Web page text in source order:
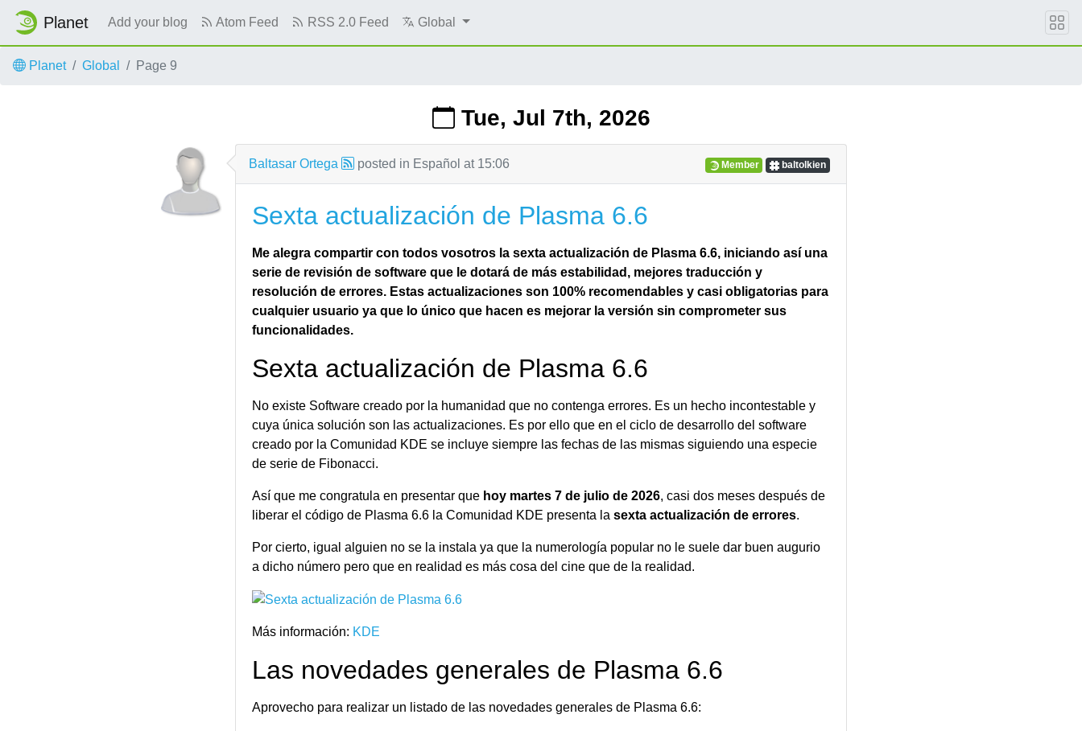
Planet Add your blog Atom Feed RSS 2.0 Feed Global
Planet Global Page 9
Tue, Jul 7th, 2026
Baltasar Ortega posted in Español at 15:06 Member baltolkien
Sexta actualización de Plasma 6.6
Me alegra compartir con todos vosotros la sexta actualización de Plasma 6.6, iniciando así una
serie de revisión de software que le dotará de más estabilidad, mejores traducción y
resolución de errores. Estas actualizaciones son 100% recomendables y casi obligatorias para
cualquier usuario ya que lo único que hacen es mejorar la versión sin comprometer sus
funcionalidades.
Sexta actualización de Plasma 6.6
No existe Software creado por la humanidad que no contenga errores. Es un hecho incontestable y
cuya única solución son las actualizaciones. Es por ello que en el ciclo de desarrollo del software
creado por la Comunidad KDE se incluye siempre las fechas de las mismas siguiendo una especie
de serie de Fibonacci.
Así que me congratula en presentar que hoy martes 7 de julio de 2026, casi dos meses después de
liberar el código de Plasma 6.6 la Comunidad KDE presenta la sexta actualización de errores.
Por cierto, igual alguien no se la instala ya que la numerología popular no le suele dar buen augurio
a dicho número pero que en realidad es más cosa del cine que de la realidad.
Más información: KDE
Las novedades generales de Plasma 6.6
Aprovecho para realizar un listado de las novedades generales de Plasma 6.6: